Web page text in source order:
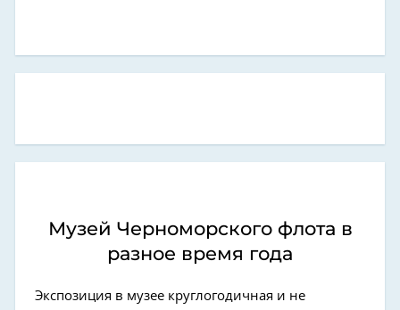
Музей Черноморского флота в
разное время года
Экспозиция в музее круглогодичная и не